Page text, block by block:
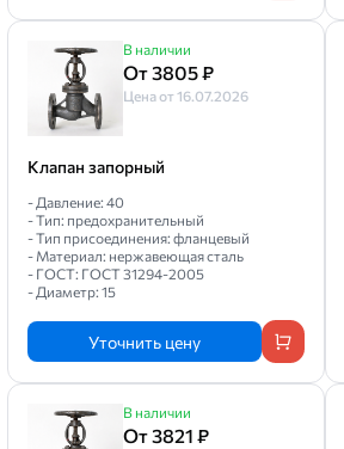
В наличии
От 3805 ₽
Цена от 16.07.2026
Клапан запорный
- Давление: 40
- Тип: предохранительный
- Тип присоединения: фланцевый
- Материал: нержавеющая сталь
- ГОСТ: ГОСТ 31294-2005
- Диаметр: 15
Уточнить цену
В наличии
От 3821 ₽